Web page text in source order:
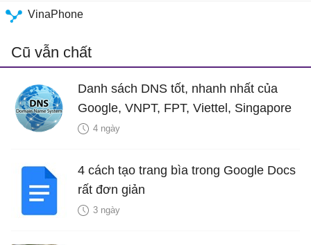
VinaPhone
Cũ vẫn chất
Danh sách DNS tốt, nhanh nhất của
Google, VNPT, FPT, Viettel, Singapore
4 ngày
4 cách tạo trang bìa trong Google Docs
rất đơn giản
3 ngày